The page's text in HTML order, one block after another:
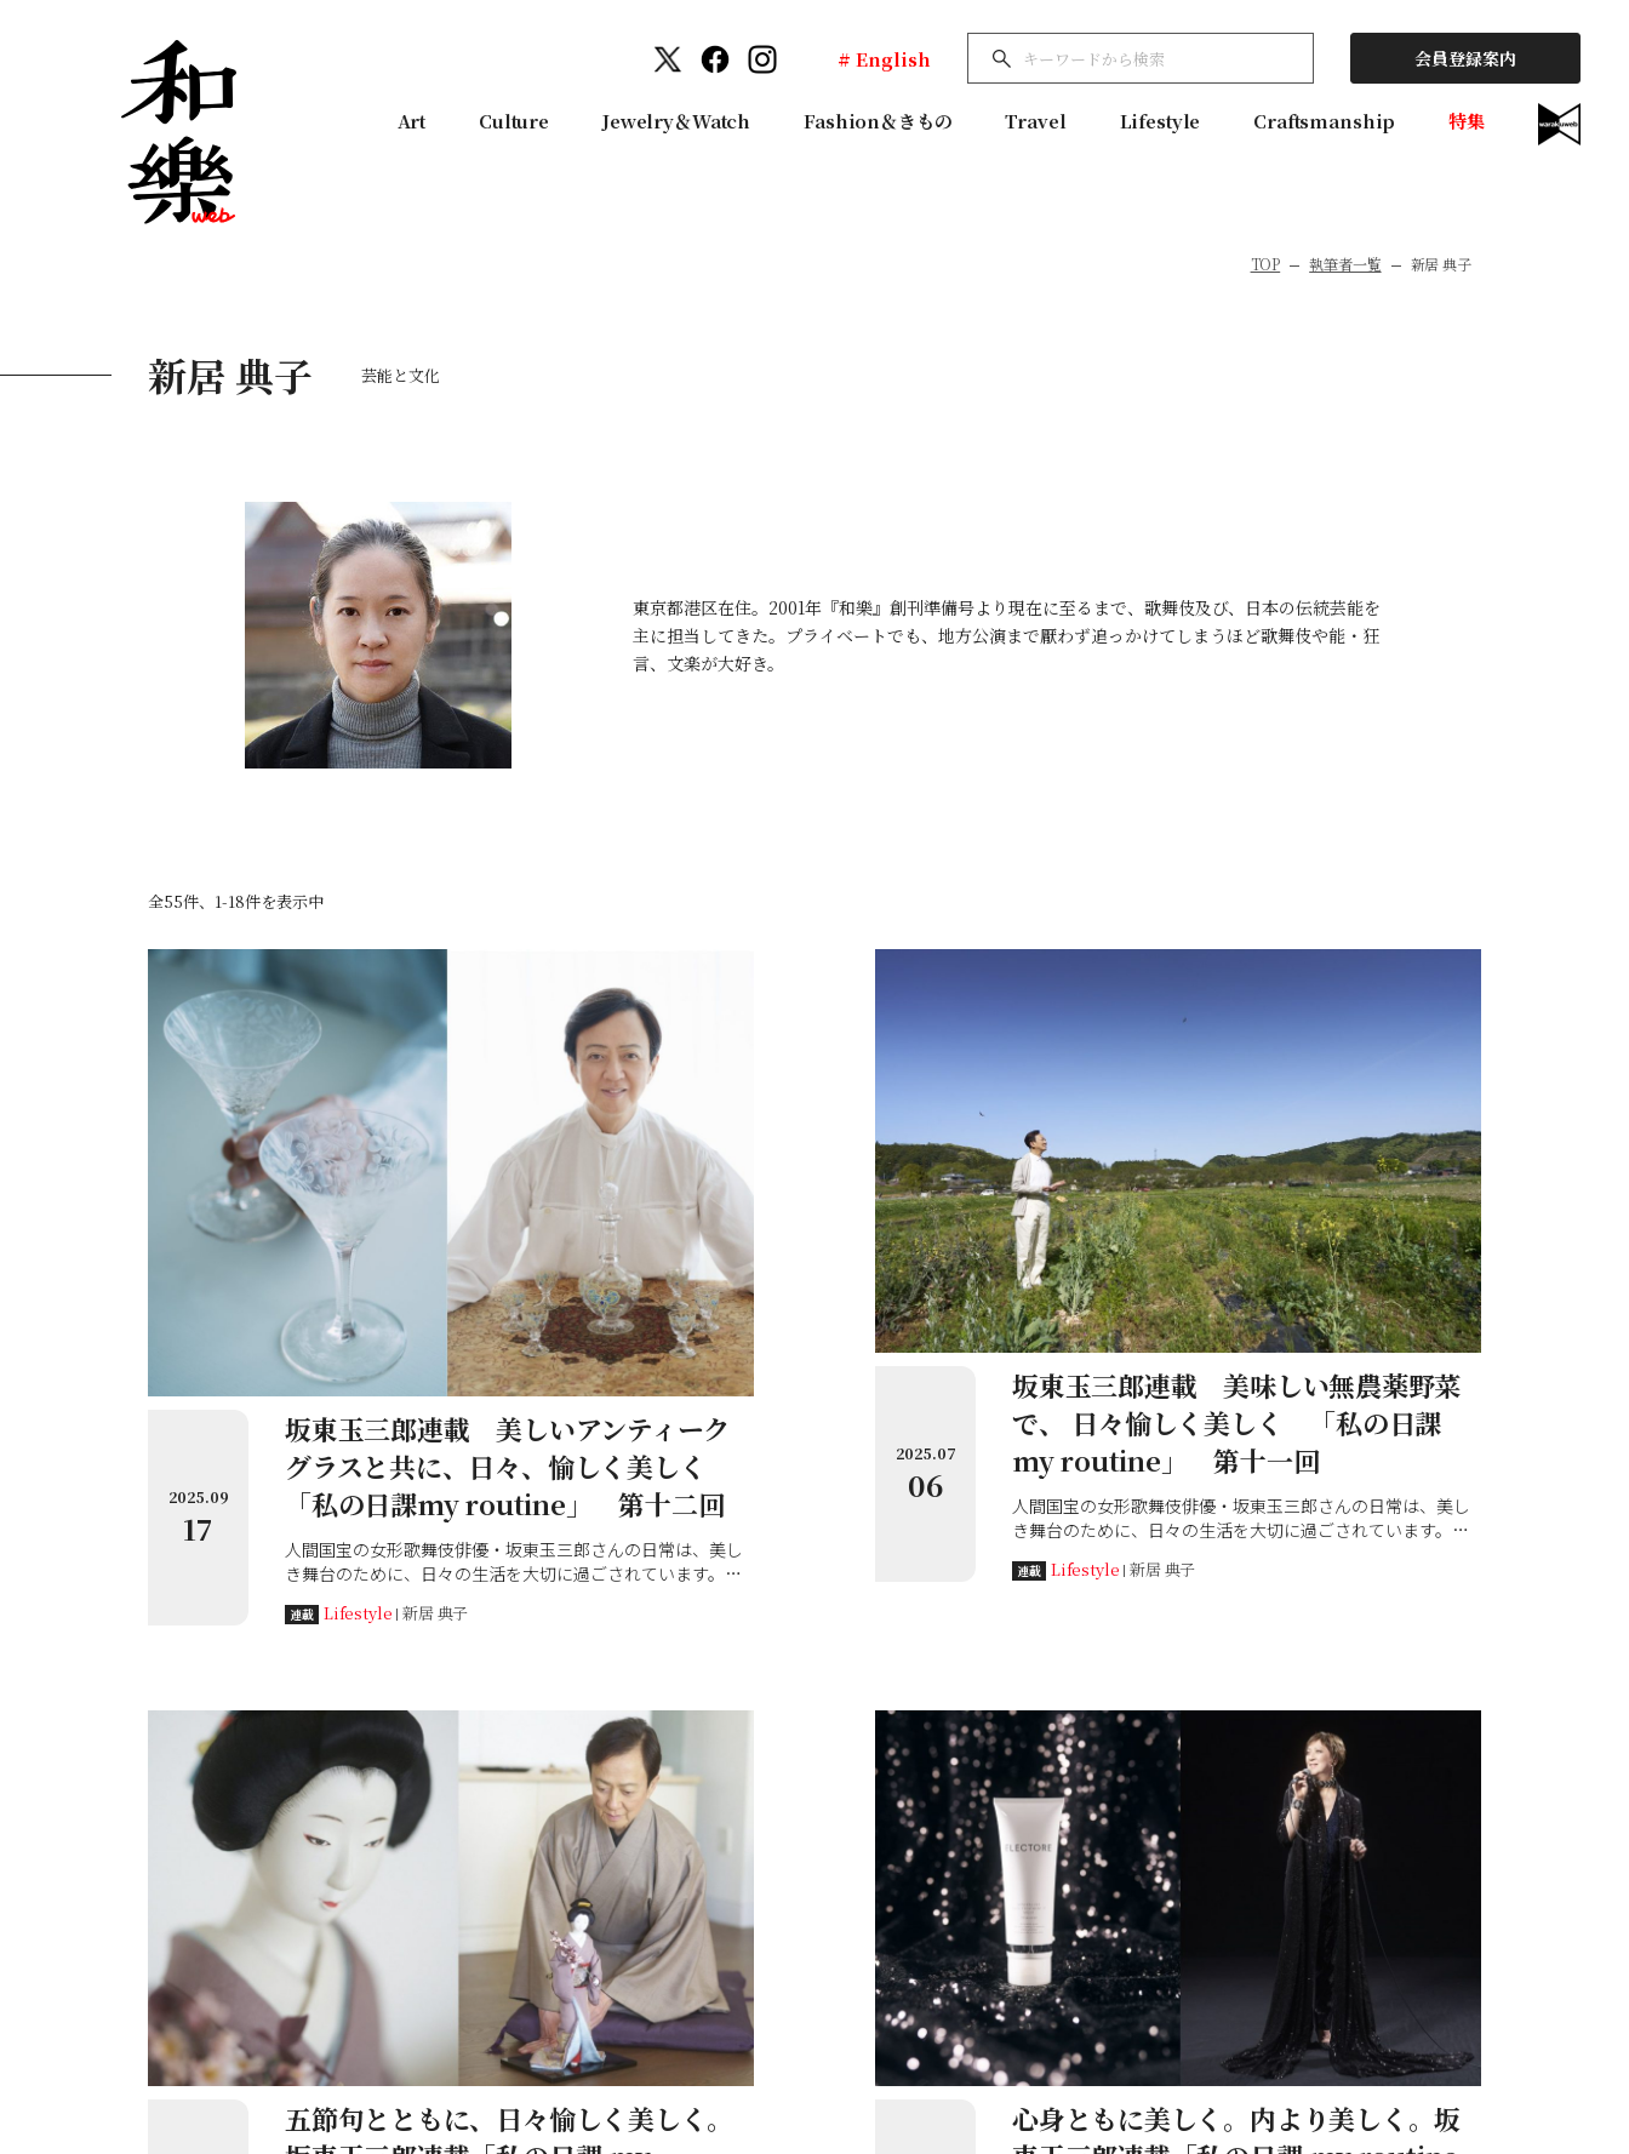
# English 会員登録案内
Art Culture Jewelry＆Watch Fashion＆きもの Travel Lifestyle Craftsmanship 特集
TOP 執筆者一覧 新居 典子
新居 典子 芸能と文化
東京都港区在住。2001年『和樂』創刊準備号より現在に至るまで、歌舞伎及び、日本の伝統芸能を
主に担当してきた。プライベートでも、地方公演まで厭わず追っかけてしまうほど歌舞伎や能・狂
言、文楽が大好き。
全55件、1-18件を表示中
2025.09
17
坂東玉三郎連載 美しいアンティーク
グラスと共に、日々、愉しく美しく
「私の日課my routine」 第十二回
人間国宝の女形歌舞伎俳優・坂東玉三郎さんの日常は、美し
き舞台のために、日々の生活を大切に過ごされています。和
んが大切にされているアンティークのグラスのコレクション
や、アンティークグラスをコレクションする切っ掛けになっ
た事件などが書かれています。「グラスのゆくえ」是非、本
誌をお読みください。
連載 Lifestyle 新居 典子
2025.07
06
坂東玉三郎連載 美味しい無農薬野菜
で、 日々愉しく美しく 「私の日課
my routine」 第十一回
人間国宝の女形歌舞伎俳優・坂東玉三郎さんの日常は、美し
き舞台のために、日々の生活を大切に過ごされています。和
で行かれたギリシャ旅行での食の話や、自然農法で育てた食
連載 Lifestyle 新居 典子
五節句とともに、日々愉しく美しく。
心身ともに美しく。内より美しく。坂